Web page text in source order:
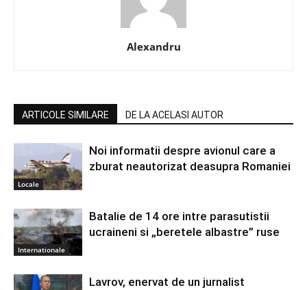
Alexandru
ARTICOLE SIMILARE DE LA ACELASI AUTOR
Locale
Noi informatii despre avionul care a
zburat neautorizat deasupra Romaniei
Internationale
Batalie de 14 ore intre parasutistii
ucraineni si „beretele albastre” ruse
Lavrov, enervat de un jurnalist